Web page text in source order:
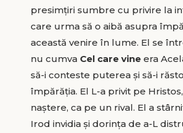
presimțiri sumbre cu privire la
care urma să o aibă asupra
această venire în lume. El se
nu cumva Cel care vine era
să-i conteste puterea și să-i
împărăția. El L-a privit pe
naștere, ca pe un rival. El a
Irod invidia și dorința de a-L